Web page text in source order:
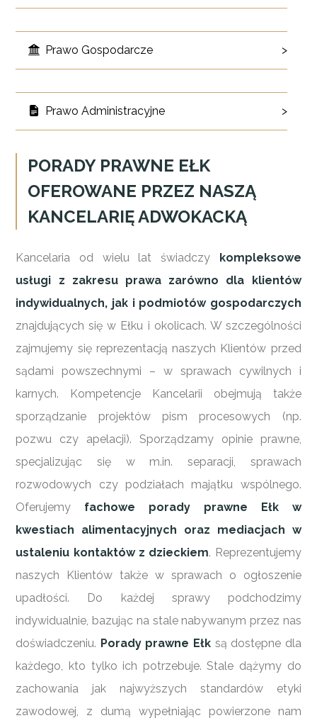
Prawo Gospodarcze >
Prawo Administracyjne >
PORADY PRAWNE EŁK
OFEROWANE PRZEZ NASZĄ
KANCELARIĘ ADWOKACKĄ
Kancelaria od wielu lat świadczy kompleksowe
usługi z zakresu prawa zarówno dla klientów
indywidualnych, jak i podmiotów gospodarczych
znajdujących się w Ełku i okolicach. W szczególności
zajmujemy się reprezentacją naszych Klientów przed
sądami powszechnymi – w sprawach cywilnych i
karnych. Kompetencje Kancelarii obejmują także
sporządzanie projektów pism procesowych (np.
pozwu czy apelacji). Sporządzamy opinie prawne,
specjalizując się w m.in. separacji, sprawach
rozwodowych czy podziałach majątku wspólnego.
Oferujemy fachowe porady prawne Ełk w
kwestiach alimentacyjnych oraz mediacjach w
ustaleniu kontaktów z dzieckiem. Reprezentujemy
naszych Klientów także w sprawach o ogłoszenie
upadłości. Do każdej sprawy podchodzimy
indywidualnie, bazując na stale nabywanym przez nas
doświadczeniu. Porady prawne Ełk są dostępne dla
każdego, kto tylko ich potrzebuje. Stale dążymy do
zachowania jak najwyższych standardów etyki
zawodowej, z dumą wypełniając powierzone nam